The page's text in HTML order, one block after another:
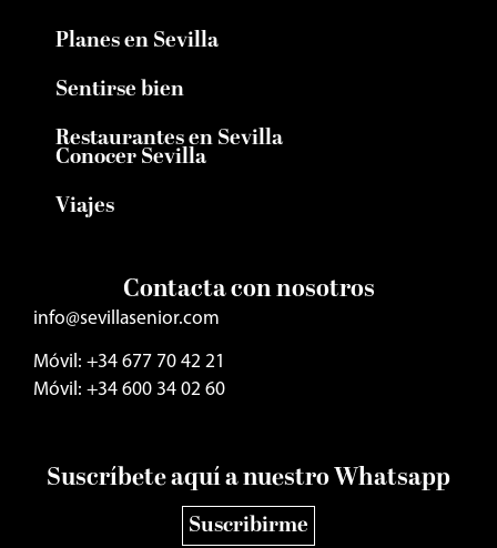
Planes en Sevilla
Sentirse bien
Restaurantes en Sevilla
Conocer Sevilla
Viajes
Contacta con nosotros
info@sevillasenior.com
Móvil: +34 677 70 42 21
Móvil: +34 600 34 02 60
Suscríbete aquí a nuestro Whatsapp
Suscribirme